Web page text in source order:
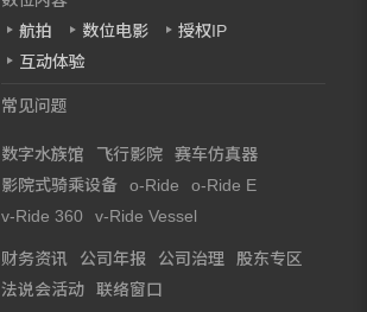
航拍
数位电影
授权IP
互动体验
常见问题
数字水族馆 飞行影院
赛车仿真器
影院式骑乘设备
o-Ride
o-Ride E
v-Ride 360
v-Ride Vessel
财务资讯 公司年报 公司治理
股东专区
法说会活动
联络窗口